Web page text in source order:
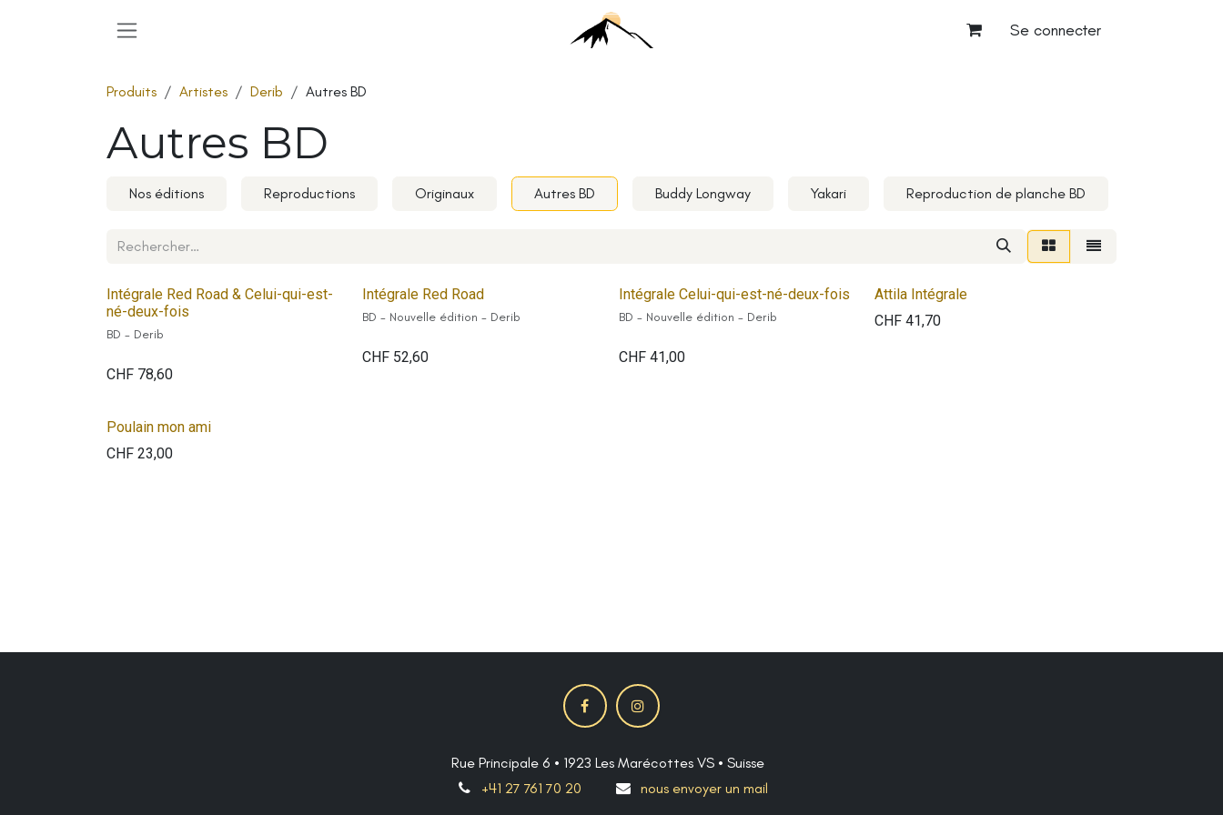
Se connecter
Produits Artistes Derib Autres BD
Autres BD
Nos éditions Reproductions Originaux Autres BD Buddy Longway Yakari Reproduction de planche BD
Intégrale Red Road & Celui-qui-est-
né-deux-fois
BD - Derib
CHF 78,60
Intégrale Red Road
BD - Nouvelle édition - Derib
CHF 52,60
Intégrale Celui-qui-est-né-deux-fois
BD - Nouvelle édition - Derib
CHF 41,00
Attila Intégrale
CHF41,70
Poulain mon ami
CHF 23,00
Rue Principale 6 • 1923 Les Marécottes VS • Suisse
+41 27 761 70 20
nous envoyer un mail